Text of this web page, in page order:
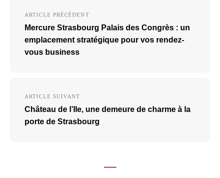
l’article
ARTICLE PRÉCÉDENT
Mercure Strasbourg Palais des Congrès : un
emplacement stratégique pour vos rendez-
vous business
ARTICLE SUIVANT
Château de l’Ile, une demeure de charme à la
porte de Strasbourg